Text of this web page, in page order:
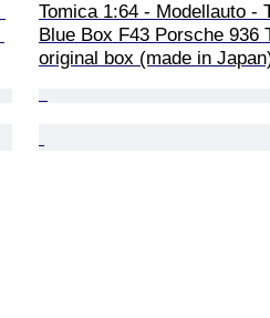
Tomica 1:64 - Modellauto -
Blue Box F43 Porsche 936
original box (made in